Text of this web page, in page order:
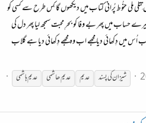
ملی حنُوط پُرانی کتاب میں دیکھوں گا کِس طرح سے کسی کو
میں پھر بے وفا کو بحرِ محبت سمجھ لیا پھر دل کی
میں دِکھائی دیا مجھے اب وہ مجھے دِکھائی دیا ہے گلاب
شیزان کی پسند عدیم عدیمھاشمی عدیمہاشمی